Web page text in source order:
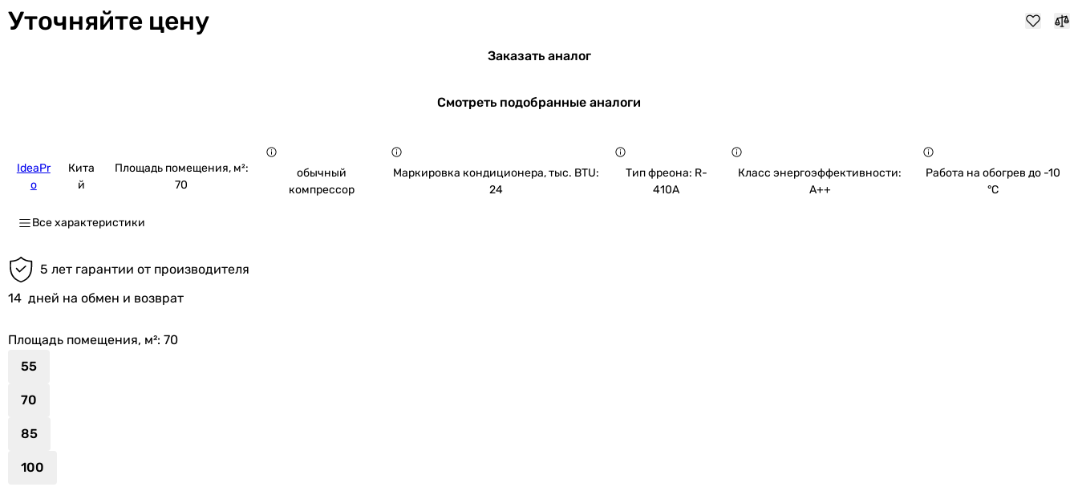
Уточняйте цену
Заказать аналог
Смотреть подобранные аналоги
IdeaPr
o
Кита
й
Площадь помещения, м²:
70
обычный
компрессор
Маркировка кондиционера, тыс. BTU:
24
Тип фреона: R-
410A
Класс энергоэффективности:
A++
Работа на обогрев до -10
°C
Все характеристики
5 лет гарантии от производителя
14 дней на обмен и возврат
Площадь помещения, м²: 70
55
70
85
100